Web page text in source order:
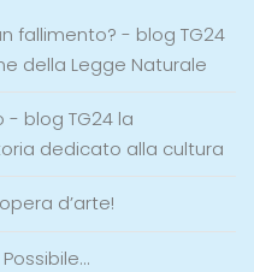
fallimento? - blog TG24
della Legge Naturale
blog TG24 la
dedicato alla cultura
d’arte!